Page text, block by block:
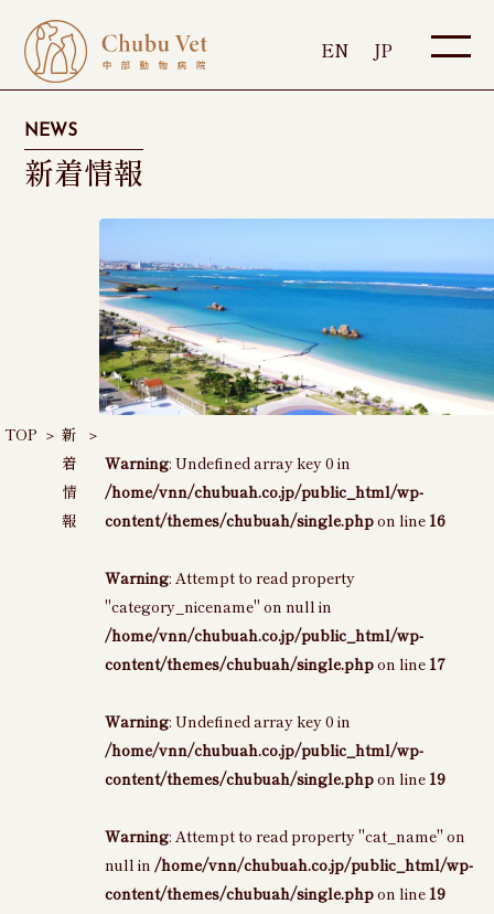
NEWS
新着情報
TOP ＞ 新
着
情
報
＞
Warning: Undefined array key 0 in
/home/vnn/chubuah.co.jp/public_html/wp-
content/themes/chubuah/single.phpon line 16
Warning: Attempt to read property
"category_nicename" on null in
/home/vnn/chubuah.co.jp/public_html/wp-
content/themes/chubuah/single.phpon line 17
Warning: Undefined array key 0 in
/home/vnn/chubuah.co.jp/public_html/wp-
content/themes/chubuah/single.phpon line 19
Warning: Attempt to read property "cat_name" on
null in/home/vnn/chubuah.co.jp/public_html/wp-
content/themes/chubuah/single.phpon line 19
EN JP